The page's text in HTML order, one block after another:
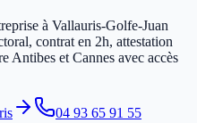
à Vallauris-Golfe-Juan
contrat en 2h, attestation
Antibes et Cannes avec accès
04 93 65 91 55